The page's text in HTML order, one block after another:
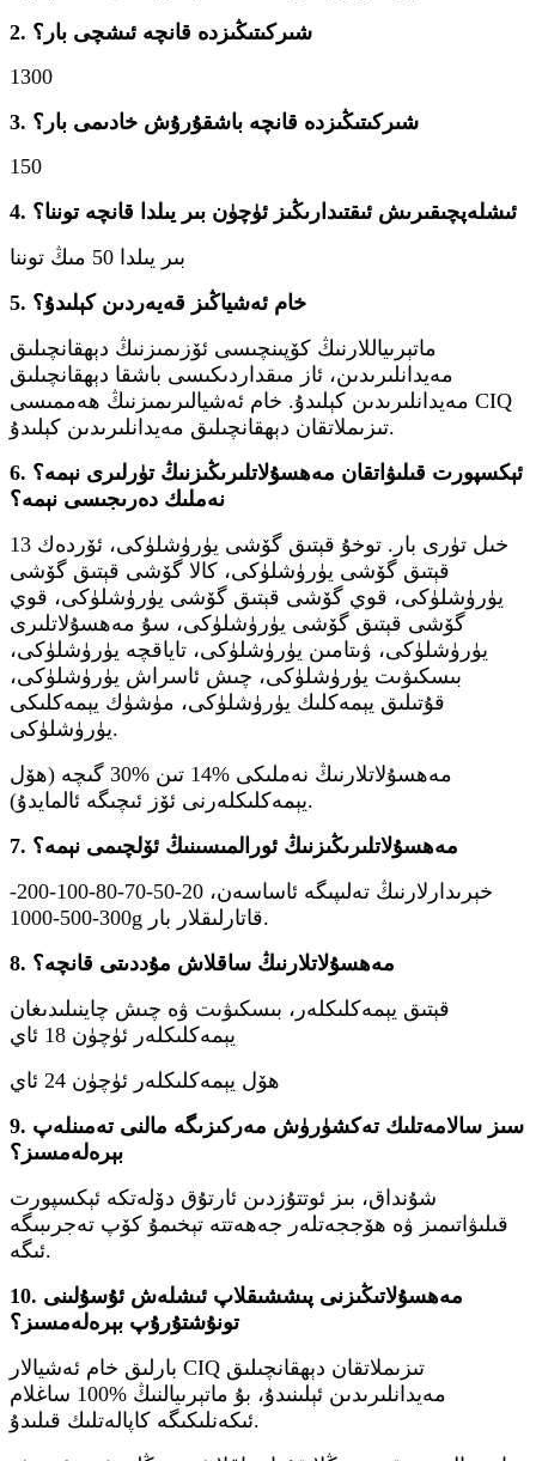
2. شىركىتىڭىزدە قانچە ئىشچى بار؟
1300
3. شىركىتىڭىزدە قانچە باشقۇرۇش خادىمى بار؟
150
4. ئىشلەپچىقىرىش ئىقتىدارىڭىز ئۈچۈن بىر يىلدا قانچە توننا؟
بىر يىلدا 50 مىڭ توننا
5. خام ئەشياڭىز قەيەردىن كېلىدۇ؟
ماتېرىياللارنىڭ كۆپىنچىسى ئۆزىمىزنىڭ دېھقانچىلىق
مەيدانلىرىدىن، ئاز مىقداردىكىسى باشقا دېھقانچىلىق
مەيدانلىرىدىن كېلىدۇ. خام ئەشيالىرىمىزنىڭ ھەممىسى CIQ
تىزىملاتقان دېھقانچىلىق مەيدانلىرىدىن كېلىدۇ.
6. ئېكسپورت قىلىۋاتقان مەھسۇلاتلىرىڭىزنىڭ تۈرلىرى نېمە؟
نەملىك دەرىجىسى نېمە؟
13 خىل تۈرى بار. توخۇ قېتىق گۆشى يۈرۈشلۈكى، ئۆردەك
قېتىق گۆشى يۈرۈشلۈكى، كالا گۆشى قېتىق گۆشى
يۈرۈشلۈكى، قوي گۆشى قېتىق گۆشى يۈرۈشلۈكى، قوي
گۆشى قېتىق گۆشى يۈرۈشلۈكى، سۇ مەھسۇلاتلىرى
يۈرۈشلۈكى، ۋىتامىن يۈرۈشلۈكى، تاياقچە يۈرۈشلۈكى،
بىسكىۋىت يۈرۈشلۈكى، چىش ئاسراش يۈرۈشلۈكى،
قۇتىلىق يېمەكلىك يۈرۈشلۈكى، مۈشۈك يېمەكلىكى
يۈرۈشلۈكى.
مەھسۇلاتلارنىڭ نەملىكى %14 تىن %30 گىچە (ھۆل
يېمەكلىكلەرنى ئۆز ئىچىگە ئالمايدۇ).
7. مەھسۇلاتلىرىڭىزنىڭ ئورالمىسىنىڭ ئۆلچىمى نېمە؟
خېرىدارلارنىڭ تەلىپىگە ئاساسەن، 20-50-70-80-100-200-
300-500-1000g قاتارلىقلار بار.
8. مەھسۇلاتلارنىڭ ساقلاش مۇددىتى قانچە؟
قېتىق يېمەكلىكلەر، بىسكىۋىت ۋە چىش چاينىلىدىغان
يېمەكلىكلەر ئۈچۈن 18 ئاي
ھۆل يېمەكلىكلەر ئۈچۈن 24 ئاي
9. سىز سالامەتلىك تەكشۈرۈش مەركىزىگە مالنى تەمىنلەپ
بېرەلەمسىز؟
شۇنداق، بىز ئوتتۇزدىن ئارتۇق دۆلەتكە ئېكسپورت
قىلىۋاتىمىز ۋە ھۆججەتلەر جەھەتتە تېخىمۇ كۆپ تەجرىبىگە
ئىگە.
10. مەھسۇلاتىڭىزنى پىششىقلاپ ئىشلەش ئۇسۇلىنى
تونۇشتۇرۇپ بېرەلەمسىز؟
بارلىق خام ئەشيالار CIQ تىزىملاتقان دېھقانچىلىق
مەيدانلىرىدىن ئېلىنىدۇ، بۇ ماتېرىيالنىڭ %100 ساغلام
ئىكەنلىكىگە كاپالەتلىك قىلىدۇ.